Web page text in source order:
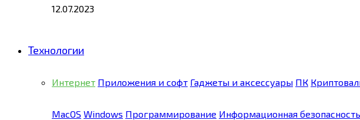
12.07.2023
Технологии
Интернет Приложения и софт Гаджеты и аксессуары ПК
MacOS Windows Программирование Информационная безопасность